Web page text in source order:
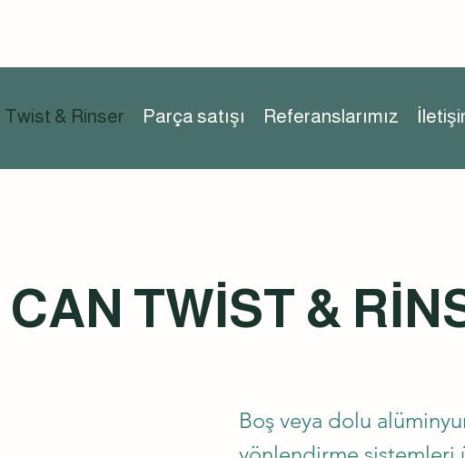
Twist & Rinser Parça satışı Referanslarımız
CAN TWİST &
Boş veya dolu